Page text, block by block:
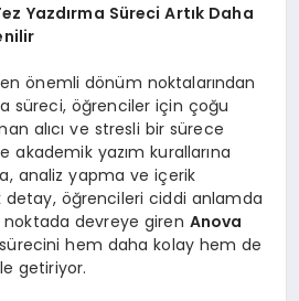
Yazdırma Süreci Artık Daha
önemli dönüm noktalarından
süreci, öğrenciler için çoğu
alıcı ve stresli bir sürece
akademik yazım kurallarına
analiz yapma ve içerik
öğrencileri ciddi anlamda
devreye giren Anova
hem daha kolay hem de
getiriyor.